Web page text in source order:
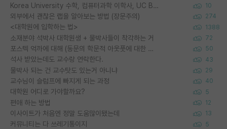
Korea University 수학, 컴퓨터과학 이학사, UC Berkeley 산업공학 대학원 공학박사가 되는 것은 쉽지 않겠죠? 10
외부에서 괜찮은 랩을 알아보는 방법 (장문주의) 274
<대학원에 입학하는 법> 1388
소재분야 석박사 대학원생 + 물박사들이 착각하는 거 72
포스텍 억까에 대해 (동문의 학문적 아웃풋에 대한 반박) 50
석사 받았는데도 교수랑 연락한다. 43
물박사 되는 건 교수탓도 있는거 아니냐 29
교수님이 슬럼프에 빠지게 되는 과정 40
대학원 어디로 가야할까요? 5
편애 하는 방법 12
이사이트가 처음엔 정말 도움많이됐는데 13
커뮤니티는 다 쓰레기통이지 5